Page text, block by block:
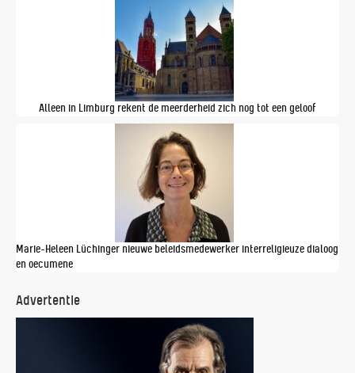
Alleen in Limburg rekent de meerderheid zich nog tot een geloof
Marie-Heleen Lüchinger nieuwe beleidsmedewerker interreligieuze dialoog
en oecumene
Advertentie